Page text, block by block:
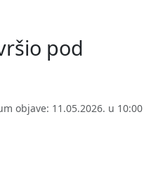
pod
objave: 11.05.2026. u 10:00